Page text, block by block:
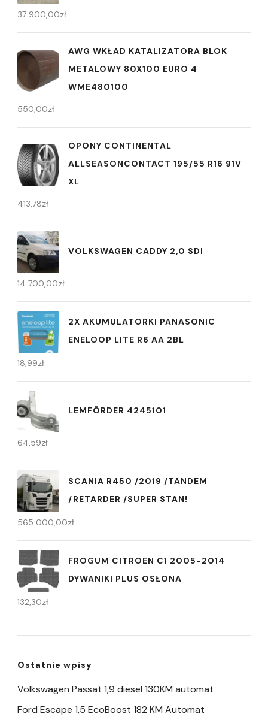
37 900,00zł
AWG WKŁAD KATALIZATORA BLOK
METALOWY 80X100 EURO 4
WME480100
550,00zł
OPONY CONTINENTAL
ALLSEASONCONTACT 195/55 R16 91V
XL
413,78zł
VOLKSWAGEN CADDY 2,0 SDI
14 700,00zł
2X AKUMULATORKI PANASONIC
ENELOOP LITE R6 AA 2BL
18,99zł
LEMFÖRDER 4245101
64,59zł
SCANIA R450 /2019 /TANDEM
/RETARDER /SUPER STAN!
565 000,00zł
FROGUM CITROEN C1 2005-2014
DYWANIKI PLUS OSŁONA
132,30zł
Ostatnie wpisy
Volkswagen Passat 1,9 diesel 130KM automat
Ford Escape 1,5 EcoBoost 182 KM Automat